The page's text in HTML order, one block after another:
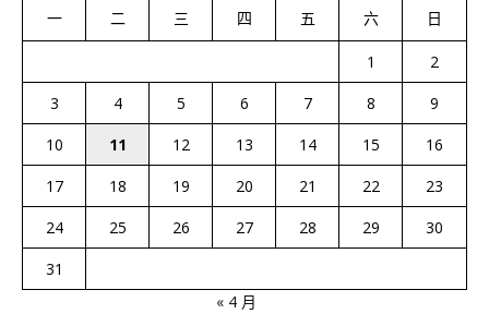
一 二 三 四 五 六 日
1
2
3
4 5 6 7 8
9
10
11 12 13 14 15
16
17
18 19 20 21 22
23
24
25 26 27 28 29
30
31
« 4 月